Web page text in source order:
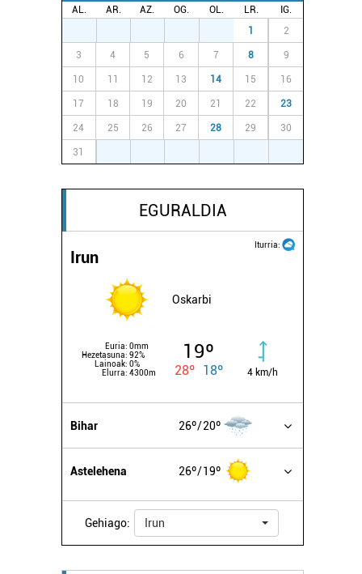
AL. AR. AZ. OG. OL. LR.
IG.
1 2
3 4 5 6 7 8 9
10 11 12 13 14 15 16
17 18 19 20 21 22 23
24 25 26 27 28 29 30
31
EGURALDIA
Iturria:
Irun
Oskarbi
Euria: 0mm
Hezetasuna: 92%
Lainoak: 0%
Elurra: 4300m
19º
28º 18º 4 km/h
Bihar 26º 20º
Astelehena 26º 19º
Gehiago: Irun